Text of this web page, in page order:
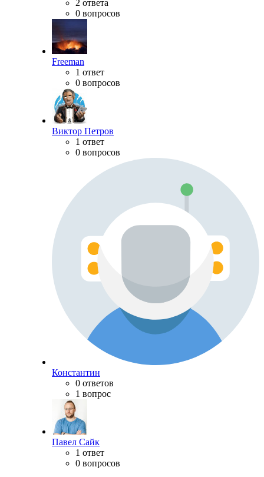
2 ответа
0 вопросов
Freeman
1 ответ
0 вопросов
Виктор Петров
1 ответ
0 вопросов
Константин
0 ответов
1 вопрос
Павел Сайк
1 ответ
0 вопросов